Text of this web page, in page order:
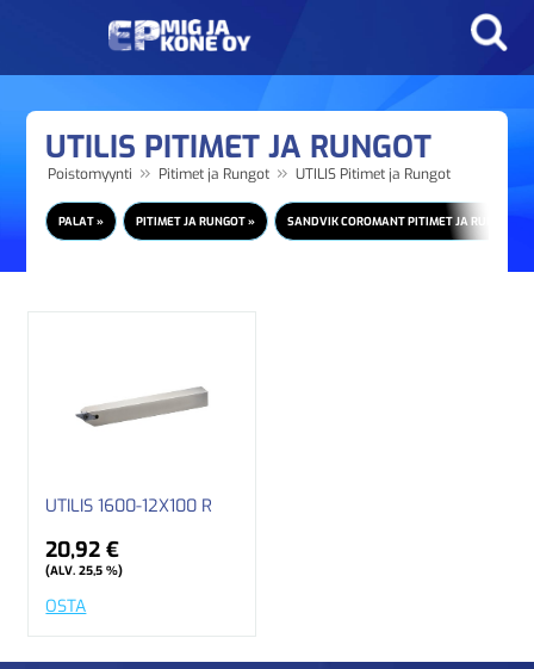
UTILIS PITIMET JA RUNGOT
Poistomyynti » Pitimet ja Rungot » UTILIS Pitimet ja Rungot
PALAT » PITIMET JA RUNGOT » SANDVIK COROMANT PITIMET JA RUNGOT
UTILIS 1600-12X100 R
20,92 €
(ALV. 25,5 %)
OSTA